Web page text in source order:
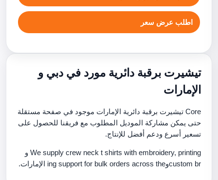
اطلب عرض سعر
تيشيرت برقبة دائرية مورد في دبي و
الإمارات
Core تيشيرت برقبة دائرية الإمارات موجود في صفحة مستقلة
حتى يمكن مشاركة الموديل المطلوب مع فريقنا للحصول على
تسعير أسرع ودعم أفضل للإنتاج.
We supply crew neck t shirts with embroidery, printing و
custom brوing support for bulk orders across the الإمارات.